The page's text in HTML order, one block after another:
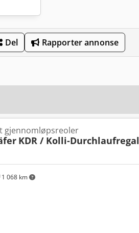
Del Rapporter annonse
1 068 km
gjennomløpsreoler
KDR / Kolli-Durchlaufregal